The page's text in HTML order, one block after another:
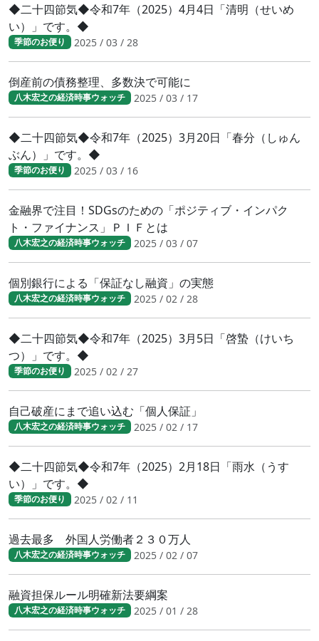
◆二十四節気◆令和7年（2025）4月4日「清明（せいめ
い）」です。◆
季節のお便り 2025 / 03 / 28
倒産前の債務整理、多数決で可能に
八木宏之の経済時事ウォッチ 2025 / 03 / 17
◆二十四節気◆令和7年（2025）3月20日「春分（しゅん
ぶん）」です。◆
季節のお便り 2025 / 03 / 16
金融界で注目！SDGsのための「ポジティブ・インパク
ト・ファイナンス」ＰＩＦとは
八木宏之の経済時事ウォッチ 2025 / 03 / 07
個別銀行による「保証なし融資」の実態
八木宏之の経済時事ウォッチ 2025 / 02 / 28
◆二十四節気◆令和7年（2025）3月5日「啓蟄（けいち
つ）」です。◆
季節のお便り 2025 / 02 / 27
自己破産にまで追い込む「個人保証」
八木宏之の経済時事ウォッチ 2025 / 02 / 17
◆二十四節気◆令和7年（2025）2月18日「雨水（うす
い）」です。◆
季節のお便り 2025 / 02 / 11
過去最多 外国人労働者２３０万人
八木宏之の経済時事ウォッチ 2025 / 02 / 07
融資担保ルール明確新法要綱案
八木宏之の経済時事ウォッチ 2025 / 01 / 28